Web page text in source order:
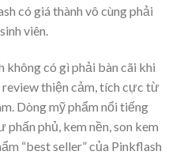
có giá thành vô cùng phải
viên.
có gì phải bàn cãi khi
thiện cảm, tích cực từ
Dòng mỹ phẩm nổi tiếng
phủ, kem nền, son kem
“best seller” của Pinkflash